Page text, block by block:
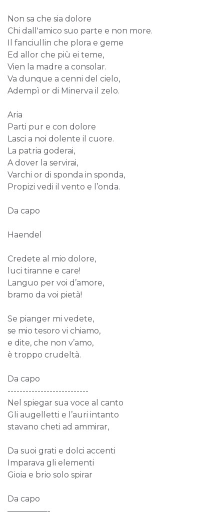
Non sa che sia dolore
Chi dall'amico suo parte e non more.
Il fanciullin che plora e geme
Ed allor che più ei teme,
Vien la madre a consolar.
Va dunque a cenni del cielo,
Adempì or di Minerva il zelo.
Aria
Parti pur e con dolore
Lasci a noi dolente il cuore.
La patria goderai,
A dover la servirai,
Varchi or di sponda in sponda,
Propizi vedi il vento e l’onda.
Da capo
Haendel
Credete al mio dolore,
luci tiranne e care!
Languo per voi d’amore,
bramo da voi pietà!
Se pianger mi vedete,
se mio tesoro vi chiamo,
e dite, che non v’amo,
è troppo crudeltà.
Da capo
---------------------------
Nel spiegar sua voce al canto
Gli augelletti e l’auri intanto
stavano cheti ad ammirar,
Da suoi grati e dolci accenti
Imparava gli elementi
Gioia e brio solo spirar
Da capo
—————-